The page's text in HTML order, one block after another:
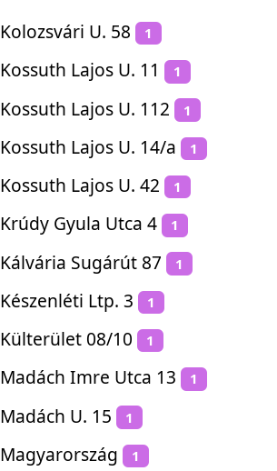
Kolozsvári U. 58 1
Kossuth Lajos U. 11 1
Kossuth Lajos U. 112 1
Kossuth Lajos U. 14/a 1
Kossuth Lajos U. 42 1
Krúdy Gyula Utca 4 1
Kálvária Sugárút 87 1
Készenléti Ltp. 3 1
Külterület 08/10 1
Madách Imre Utca 13 1
Madách U. 15 1
Magyarország 1